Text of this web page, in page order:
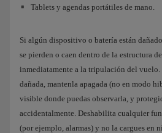
Tablets y agendas portátiles de mano.
Si algún dispositivo o batería están
se pierden o caen dentro de la estructura
inmediatamente a la tripulación del vuelo.
dañada, mantenla apagada (no en modo
visible donde puedas observarla, y
accidentalmente. Deshabilita cualquier
(por ejemplo, alarmas) y no la cargues en